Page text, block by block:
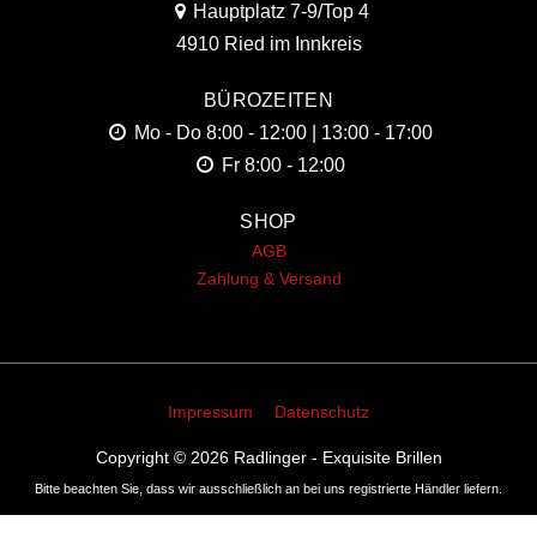
Hauptplatz 7-9/Top 4
4910 Ried im Innkreis
BÜROZEITEN
Mo - Do 8:00 - 12:00 | 13:00 - 17:00
Fr 8:00 - 12:00
SHOP
AGB
Zahlung & Versand
Impressum Datenschutz
Copyright © 2026 Radlinger - Exquisite Brillen
Bitte beachten Sie, dass wir ausschließlich an bei uns registrierte Händler liefern.